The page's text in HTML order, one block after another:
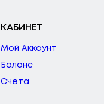
КАБИНЕТ
Мой Аккаунт
Баланс
Счета